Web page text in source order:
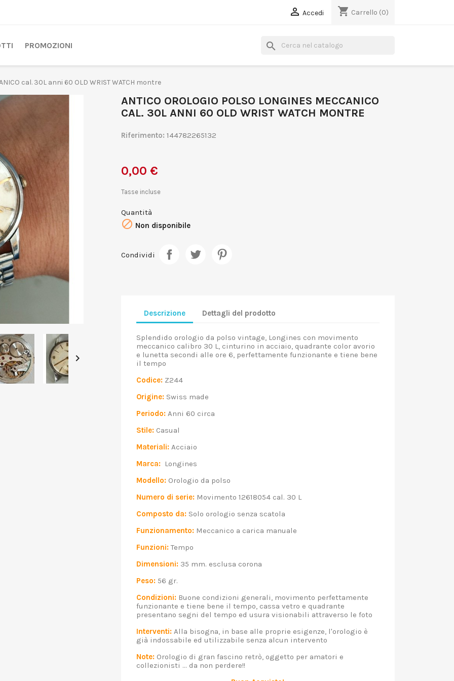
 Accedi shopping_cart Carrello (0)
PROMOZIONI search
cal. 30L anni 60 OLD WRIST WATCH montre

ANTICO OROLOGIO POLSO LONGINES MECCANICO
CAL. 30L ANNI 60 OLD WRIST WATCH MONTRE
Riferimento: 144782265132
0,00 €
Tasse incluse
Quantità
 Non disponibile
Condividi
Descrizione Dettagli del prodotto
Splendido orologio da polso vintage, Longines con movimento
meccanico calibro 30 L, cinturino in acciaio, quadrante color avorio
e lunetta secondi alle ore 6, perfettamente funzionante e tiene bene
il tempo
Codice: Z244
Origine: Swiss made
Periodo: Anni 60 circa
Stile: Casual
Materiali: Acciaio
Marca: Longines
Modello: Orologio da polso
Numero di serie: Movimento 12618054 cal. 30 L
Composto da: Solo orologio senza scatola
Funzionamento: Meccanico a carica manuale
Funzioni:Tempo
Dimensioni: 35 mm. esclusa corona
Peso: 56 gr.
Condizioni: Buone condizioni generali, movimento perfettamente
funzionante e tiene bene il tempo, cassa vetro e quadrante
presentano segni del tempo ed usura visionabili attraverso le foto
Interventi: Alla bisogna, in base alle proprie esigenze, l'orologio è
già indossabile ed utilizzabile senza alcun intervento
Note: Orologio di gran fascino retrò, oggetto per amatori e
collezionisti ... da non perdere!!